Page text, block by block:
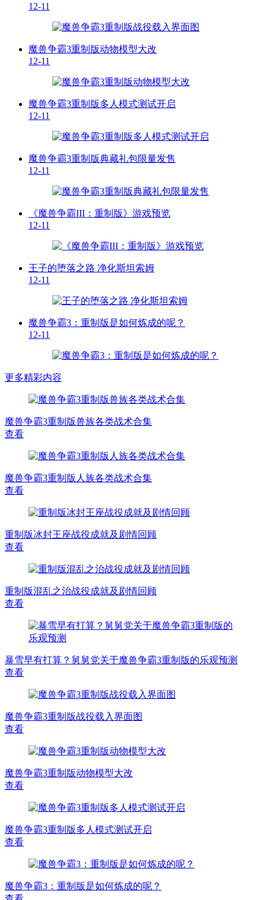
12-11
魔兽争霸3重制版动物模型大改
12-11
魔兽争霸3重制版多人模式测试开启
12-11
魔兽争霸3重制版典藏礼包限量发售
12-11
《魔兽争霸III：重制版》游戏预览
12-11
王子的堕落之路 净化斯坦索姆
12-11
魔兽争霸3：重制版是如何炼成的呢？
12-11
更多精彩内容
魔兽争霸3重制版兽族各类战术合集
查看
魔兽争霸3重制版人族各类战术合集
查看
重制版冰封王座战役成就及剧情回顾
查看
重制版混乱之治战役成就及剧情回顾
查看
暴雪早有打算？舅舅党关于魔兽争霸3重制版的乐观预测
查看
魔兽争霸3重制版战役载入界面图
查看
魔兽争霸3重制版动物模型大改
查看
魔兽争霸3重制版多人模式测试开启
查看
魔兽争霸3：重制版是如何炼成的呢？